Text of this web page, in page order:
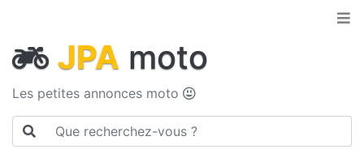
JPA moto
Les petites annonces moto